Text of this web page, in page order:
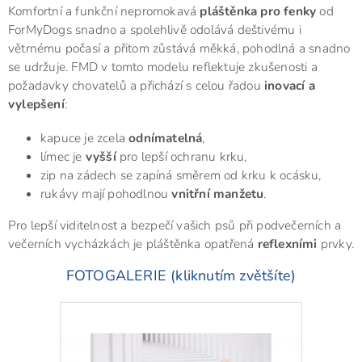
Komfortní a funkční nepromokavá pláštěnka pro fenkyod
ForMyDogs snadno a spolehlivě odolává deštivému i
větrnému počasí a přitom zůstává měkká, pohodlná a snadno
se udržuje. FMD v tomto modelu reflektuje zkušenosti a
požadavky chovatelů a přichází s celou řadou inovací a
vylepšení:
kapuce je zcelaodnímatelná,
límec je vyššípro lepší ochranu krku,
zip na zádech se zapíná směrem od krku k ocásku,
rukávy mají pohodlnouvnitřní manžetu.
Pro lepší viditelnost a bezpečí vašich psů při podvečerních a
večerních vycházkách je pláštěnka opatřená reflexními prvky.
FOTOGALERIE (kliknutím zvětšíte)